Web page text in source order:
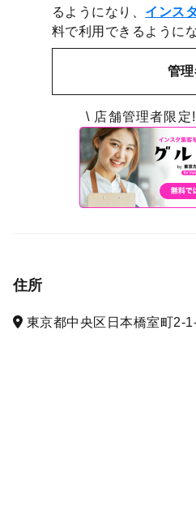
るようになり、 インス
料で利用できるように
管
\ 店舗管理者限
住所
東京都中央区日本橋室町2-